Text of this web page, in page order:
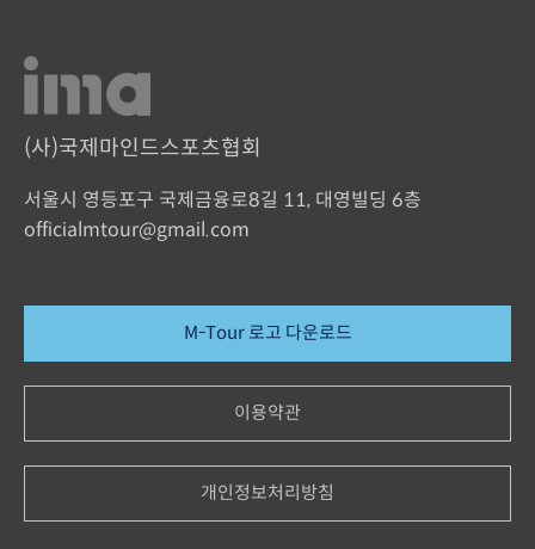
(사)국제마인드스포츠협회
서울시 영등포구 국제금융로8길 11, 대영빌딩 6층
officialmtour@gmail.com
M-Tour 로고 다운로드
이용약관
개인정보처리방침